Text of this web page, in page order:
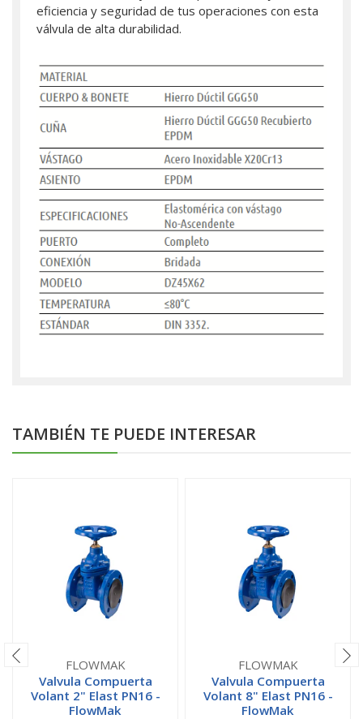
eficiencia y seguridad de tus operaciones con esta
válvula de alta durabilidad.
TAMBIÉN TE PUEDE INTERESAR
FLOWMAK
Valvula Compuerta
Volant 2" Elast PN16 -
FlowMak
FLOWMAK
Valvula Compuerta
Volant 8" Elast PN16 -
FlowMak